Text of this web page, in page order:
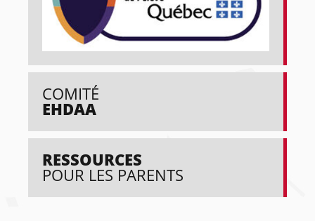
COMITÉ
EHDAA
RESSOURCES
POUR LES PARENTS